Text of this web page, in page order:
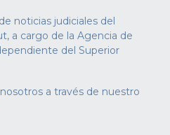
noticias judiciales del
a cargo de la Agencia de
del Superior
a través de nuestro